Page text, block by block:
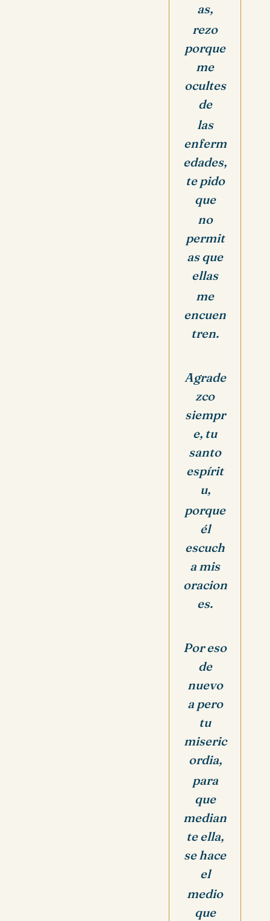
as,
rezo
porque
me
ocultes
de
las
enferm
edades,
te pido
que
no
permit
as que
ellas
me
encuen
tren.
Agrade
zco
siempr
e, tu
santo
espírit
u,
porque
él
escuch
a mis
oracion
es.
Por eso
de
nuevo
a pero
tu
miseric
ordia,
para
que
median
te ella,
se hace
el
medio
que